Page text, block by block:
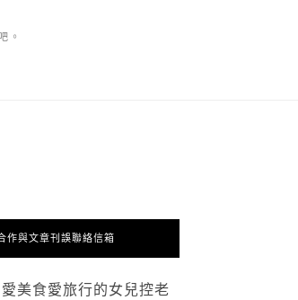
。
作與文章刊誤聯絡信箱
美食愛旅行的女兒控老